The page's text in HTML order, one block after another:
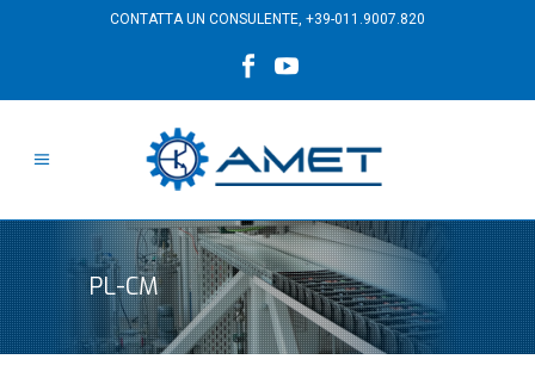
CONTATTA UN CONSULENTE, +39-011.9007.820
PL-CM